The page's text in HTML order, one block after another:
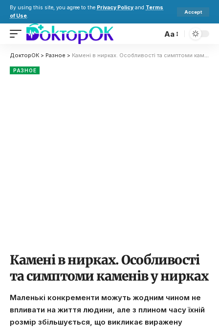
By using this site, you agree to the Privacy Policy and Terms
of Use.
Accept
Aa
ДокторОК > Разное > Камені в нирках. Особливості та симптоми каменів у нирках
РАЗНОЕ
Камені в нирках. Особливості
та симптоми каменів у нирках
Маленькі конкременти можуть жодним чином не
впливати на життя людини, але з плином часу їхній
розмір збільшується, що викликає виражену